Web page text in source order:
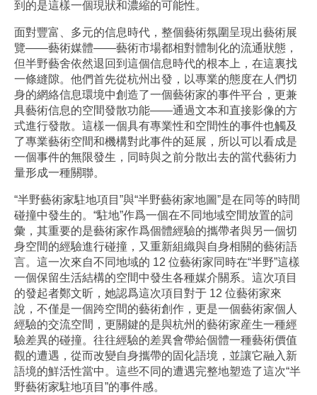
到的是這樣一個現狀和濃縮的可能性。
面對豐富、多元的信息時代，整個藝術氛圍呈現出藝術展
覽——藝術媒體——藝術市場都相對體制化的流通狀態，
但半野藝舍依然退回到這個信息時代的根本上，在這裏找
一條縫隙。他們首先從杭州出發，以專業的態度在人們切
身的網絡信息環境中創造了一個藝術家的事件平台，更兼
具藝術信息的空間發散功能——通過文本和直接影像的方
式進行發散。這樣一個具有專業性和空間性的事件也觸及
了專業藝術空間和機構對此事件的延展，所以可以看成是
一個事件的無限發生，同時與之前分散出去的當代藝術力
量形成一種關聯。
“半野藝術家駐地項目”與“半野藝術家地圖”是在同等的時間
碰撞中發生的。“駐地”作爲一個在不同地域空間放置的詞
彙，其重要的是藝術家作爲個體經驗的攜帶者與另一個切
身空間的經驗進行碰撞，又重新組織與自身相關的藝術語
言。這一次來自不同地域的 12 位藝術家同時在“半野”這樣
一個保留生活結構的空間中發生各種媒介關系。這次項目
的發起者鄭文昕，她認爲這次項目對于 12 位藝術家來
說，不僅是一個跨空間的藝術創作，更是一個藝術家個人
經驗的交流空間，更關鍵的是與杭州的藝術家産生一種經
驗差異的碰撞。往往經驗的差異會帶給個體一種藝術價值
觀的遭遇，從而改變自身攜帶的固化語境，並讓它融入新
語境的鮮活性當中。這些不同的遭遇完整地塑造了這次“半
野藝術家駐地項目”的事件感。